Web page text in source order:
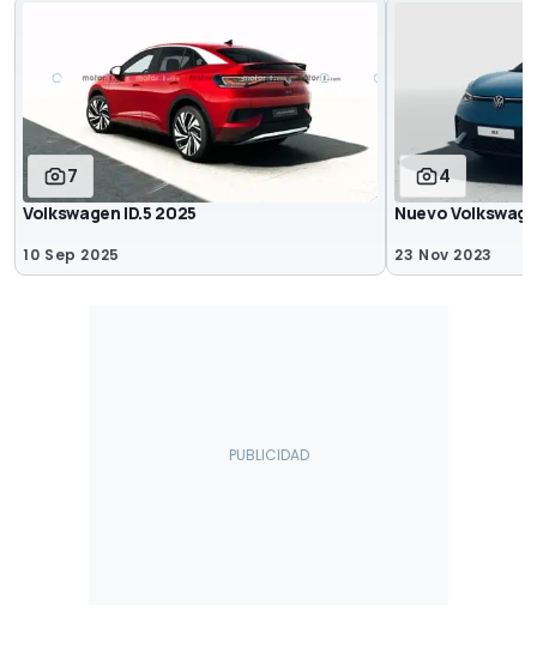
7
Volkswagen ID.5 2025
10 Sep 2025
4
Nuevo
23 Nov 2023